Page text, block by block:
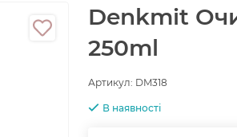
Denkmit
250ml
Артикул: DM318
В наявності